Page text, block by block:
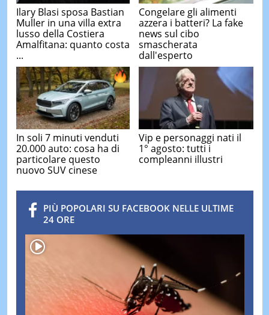
Ilary Blasi sposa Bastian
Muller in una villa extra
lusso della Costiera
Amalfitana: quanto costa
...
Congelare gli alimenti
azzera i batteri? La fake
news sul cibo
smascherata
dall'esperto
In soli 7 minuti venduti
20.000 auto: cosa ha di
particolare questo
nuovo SUV cinese
Vip e personaggi nati il
1° agosto: tutti i
compleanni illustri
PIÙ POPOLARI SU FACEBOOK NELLE ULTIME
24 ORE